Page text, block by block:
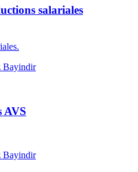
salariales
Bayindir
AVS
Bayindir